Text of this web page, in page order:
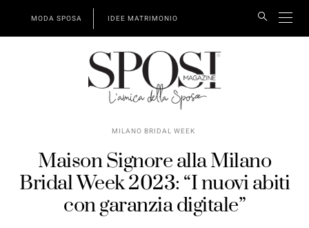
MODA SPOSA IDEE MATRIMONIO
MILANO BRIDAL WEEK
Maison Signore alla Milano
Bridal Week 2023: “I nuovi abiti
con garanzia digitale”